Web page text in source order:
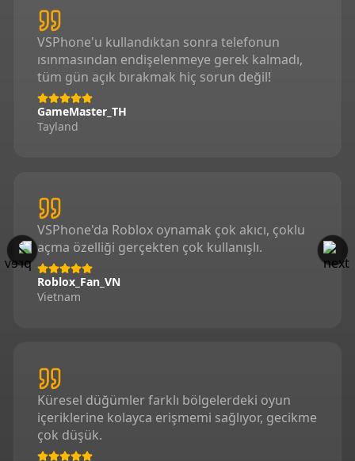
VSPhone'u kullandıktan sonra telefonun
ısınmasından endişelenmeye gerek kalmadı,
tüm gün açık bırakmak hiç sorun değil!
GameMaster_TH
Tayland
VSPhone'da Roblox oynamak çok akıcı, çoklu
açma özelliği gerçekten çok kullanışlı.
Roblox_Fan_VN
Vietnam
Küresel düğümler farklı bölgelerdeki oyun
içeriklerine kolayca erişmemi sağlıyor, gecikme
çok düşük.